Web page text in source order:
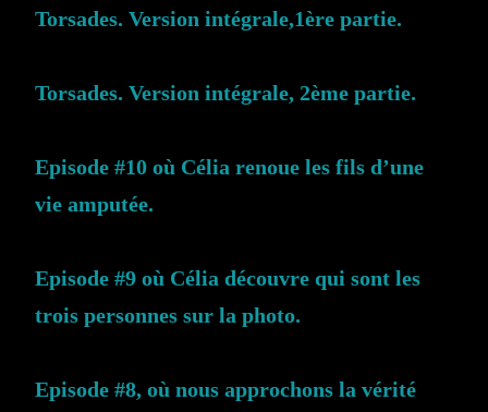
Torsades. Version intégrale,1ère partie.
Torsades. Version intégrale, 2ème partie.
Episode #10 où Célia renoue les fils d’une
vie amputée.
Episode #9 où Célia découvre qui sont les
trois personnes sur la photo.
Episode #8, où nous approchons la vérité